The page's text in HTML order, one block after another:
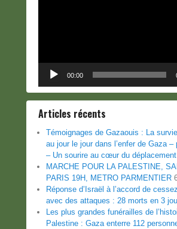
00:00
Articles récents
Témoignages de Gazaouis : La
au jour le jour dans l’enfer de Gaza
– Un sourire au cœur du déplacement
MARCHE POUR LA PALESTINE,
PARIS 19H, METRO PARMENTIER
Réponse d’Israël à l’accord de
avec des attaques : 28 morts en 3
Les plus grandes funérailles de
Palestine : Gaza enterre 112